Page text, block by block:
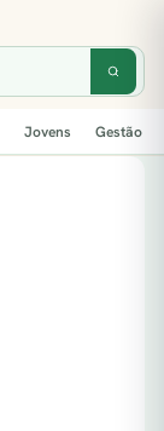
Jovens Gestão